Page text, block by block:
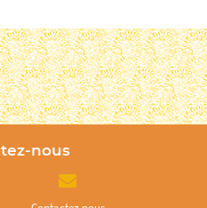
nous